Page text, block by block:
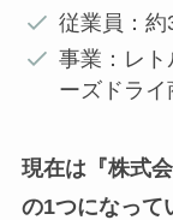
従業員：約
事業：レト
ーズドラ
現在は『株式
の1つになって